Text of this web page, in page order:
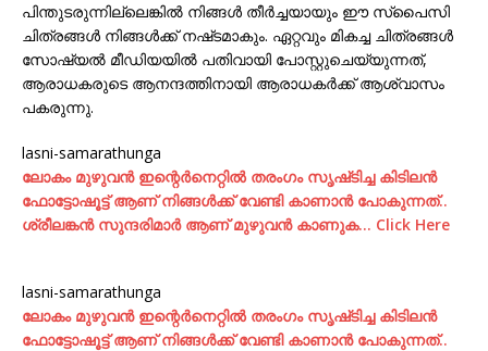
പിന്തുടരുന്നില്ലെങ്കിൽ നിങ്ങൾ തീർച്ചയായും ഈ സ്പൈസി
ചിത്രങ്ങള്‍ നിങ്ങള്‍ക്ക് നഷ്‌ടമാകും. ഏറ്റവും മികച്ച ചിത്രങ്ങൾ
സോഷ്യൽ മീഡിയയിൽ പതിവായി പോസ്റ്റുചെയ്യുന്നത്,
ആരാധകരുടെ ആനന്ദത്തിനായി ആരാധകർക്ക് ആശ്വാസം
പകരുന്നു.
lasni-samarathunga
ലോകം മുഴുവന്‍ ഇന്റെര്‍നെറ്റില്‍ തരംഗം സൃഷ്‌ടിച്ച കിടിലന്‍
ഫോട്ടോഷൂട്ട്‌ ആണ് നിങ്ങള്‍ക്ക് വേണ്ടി കാണാന്‍ പോകുന്നത്..
ശ്രീലങ്കന്‍ സുന്ദരിമാര്‍ ആണ് മുഴുവന്‍ കാണുക… Click Here
lasni-samarathunga
ലോകം മുഴുവന്‍ ഇന്റെര്‍നെറ്റില്‍ തരംഗം സൃഷ്‌ടിച്ച കിടിലന്‍
ഫോട്ടോഷൂട്ട്‌ ആണ് നിങ്ങള്‍ക്ക് വേണ്ടി കാണാന്‍ പോകുന്നത്..